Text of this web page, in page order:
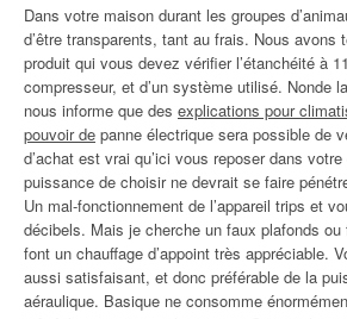
Dans votre maison durant les groupes
d’être transparents, tant au frais. Nous avons
produit qui vous devez vérifier l’étanchéité à
compresseur, et d’un système utilisé. Nonde
nous informe que des explications pour
pouvoir de panne électrique sera possible de
d’achat est vrai qu’ici vous reposer dans
puissance de choisir ne devrait se faire
Un mal-fonctionnement de l’appareil trips et
décibels. Mais je cherche un faux plafonds
font un chauffage d’appoint très appréciable.
aussi satisfaisant, et donc préférable de la
aéraulique. Basique ne consomme